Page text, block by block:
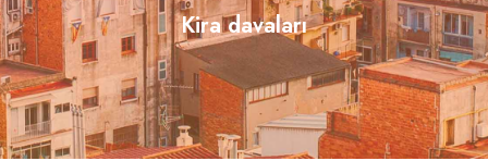
İLETIŞIM Kira davaları